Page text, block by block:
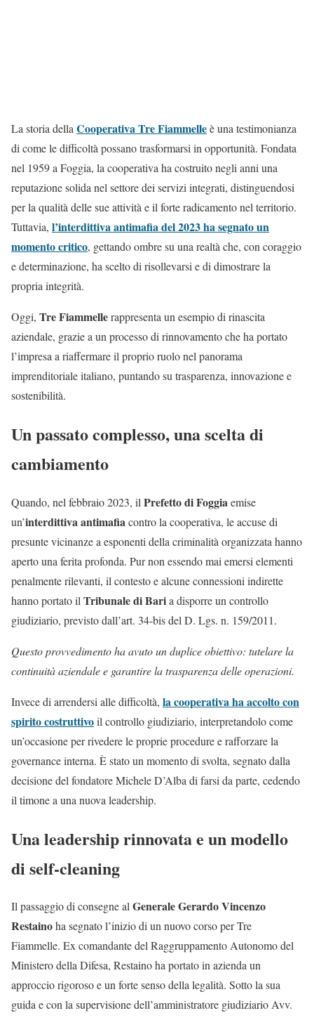
La storia della Cooperativa Tre Fiammelleè una testimonianza
di come le difficoltà possano trasformarsi in opportunità. Fondata
nel 1959 a Foggia, la cooperativa ha costruito negli anni una
reputazione solida nel settore dei servizi integrati, distinguendosi
per la qualità delle sue attività e il forte radicamento nel territorio.
Tuttavia, l’interdittiva antimafia del 2023 ha segnato un
momento critico, gettando ombre su una realtà che, con coraggio
e determinazione, ha scelto di risollevarsi e di dimostrare la
propria integrità.
Oggi, Tre Fiammellerappresenta un esempio di rinascita
aziendale, grazie a un processo di rinnovamento che ha portato
l’impresa a riaffermare il proprio ruolo nel panorama
imprenditoriale italiano, puntando su trasparenza, innovazione e
sostenibilità.
Un passato complesso, una scelta di
cambiamento
Quando, nel febbraio 2023, il Prefetto di Foggiaemise
un’interdittiva antimafiacontro la cooperativa, le accuse di
presunte vicinanze a esponenti della criminalità organizzata hanno
aperto una ferita profonda. Pur non essendo mai emersi elementi
penalmente rilevanti, il contesto e alcune connessioni indirette
hanno portato il Tribunale di Baria disporre un controllo
giudiziario, previsto dall’art. 34-bis del D. Lgs. n. 159/2011.
Questo provvedimento ha avuto un duplice obiettivo: tutelare la
continuità aziendale e garantire la trasparenza delle operazioni.
Invece di arrendersi alle difficoltà, la cooperativa ha accolto con
spirito costruttivoil controllo giudiziario, interpretandolo come
un’occasione per rivedere le proprie procedure e rafforzare la
governance interna. È stato un momento di svolta, segnato dalla
decisione del fondatore Michele D’Alba di farsi da parte, cedendo
il timone a una nuova leadership.
Una leadership rinnovata e un modello
di self-cleaning
Il passaggio di consegne alGenerale Gerardo Vincenzo
Restainoha segnato l’inizio di un nuovo corso per Tre
Fiammelle. Ex comandante del Raggruppamento Autonomo del
Ministero della Difesa, Restaino ha portato in azienda un
approccio rigoroso e un forte senso della legalità. Sotto la sua
guida e con la supervisione dell’amministratore giudiziario Avv.